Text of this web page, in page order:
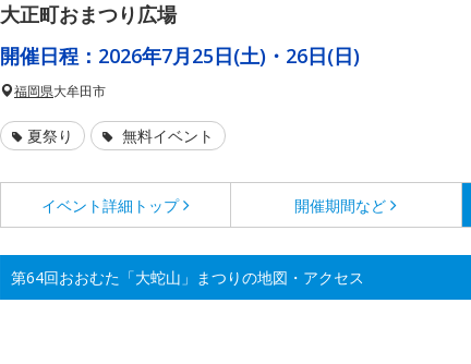
大正町おまつり広場
開催日程： 2026年7月25日(土)・26日(日)
福岡県大牟田市
夏祭り 無料イベント
イベント詳細 トップ 開催期間など
第64回おおむた「大蛇山」まつりの地図・アクセス